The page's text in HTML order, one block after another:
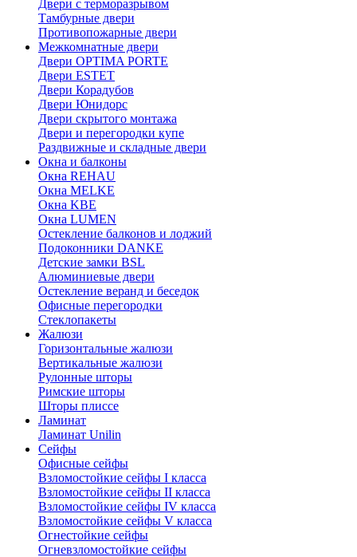
Двери с терморазрывом
Тамбурные двери
Противопожарные двери
Межкомнатные двери
Двери OPTIMA PORTE
Двери ESTET
Двери Корадубов
Двери Юнидорс
Двери скрытого монтажа
Двери и перегородки купе
Раздвижные и складные двери
Окна и балконы
Окна REHAU
Окна MELKE
Окна KBE
Окна LUMEN
Остекление балконов и лоджий
Подоконники DANKE
Детские замки BSL
Алюминиевые двери
Остекление веранд и беседок
Офисные перегородки
Стеклопакеты
Жалюзи
Горизонтальные жалюзи
Вертикальные жалюзи
Рулонные шторы
Римские шторы
Шторы плиссе
Ламинат
Ламинат Unilin
Сейфы
Офисные сейфы
Взломостойкие сейфы I класса
Взломостойкие сейфы II класса
Взломостойкие сейфы IV класса
Взломостойкие сейфы V класса
Огнестойкие сейфы
Огневзломостойкие сейфы